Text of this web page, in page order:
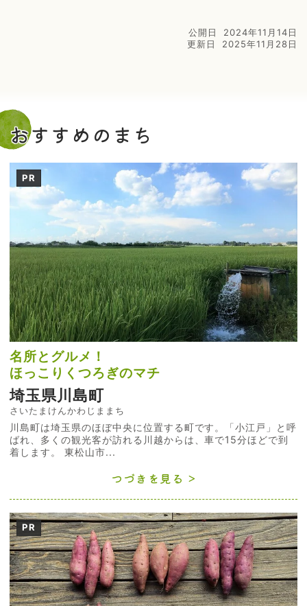
公開日
2024年11月14日
更新日
2025年11月28日
おすすめのまち
PR
名所とグルメ！
ほっこりくつろぎのマチ
埼玉県川島町
さいたまけんかわじままち
川島町は埼玉県のほぼ中央に位置する町です。「小江戸」と呼
ばれ、多くの観光客が訪れる川越からは、車で15分ほどで到
着します。 東松山市...
つづきを見る
PR